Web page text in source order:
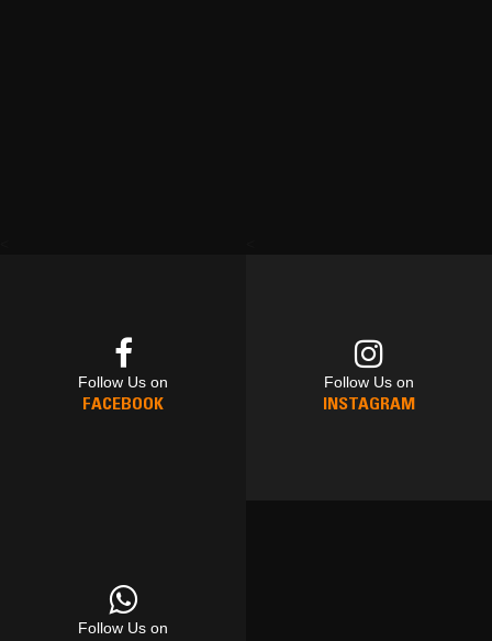
Follow Us on
FACEBOOK
Follow Us on
Follow Us on
INSTAGRAM
Follow Us on